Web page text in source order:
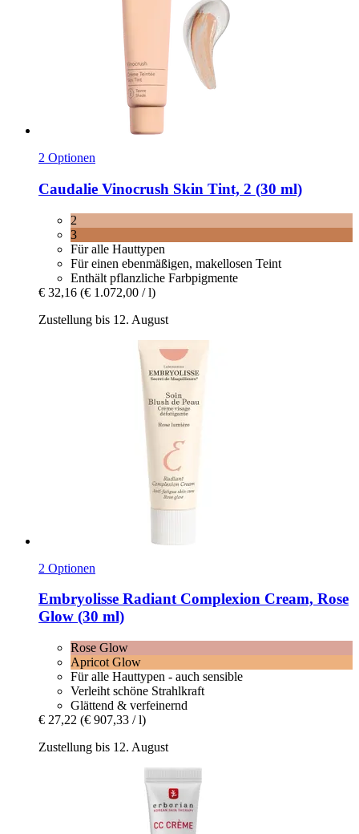
2 Optionen
Caudalie Vinocrush Skin Tint, 2 (30 ml)
2
3
Für alle Hauttypen
Für einen ebenmäßigen, makellosen Teint
Enthält pflanzliche Farbpigmente
€ 32,16 (€ 1.072,00 / l)
Zustellung bis 12. August
2 Optionen
Embryolisse Radiant Complexion Cream, Rose
Glow (30 ml)
Rose Glow
Apricot Glow
Für alle Hauttypen - auch sensible
Verleiht schöne Strahlkraft
Glättend & verfeinernd
€ 27,22 (€ 907,33 / l)
Zustellung bis 12. August